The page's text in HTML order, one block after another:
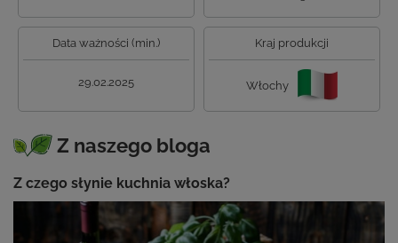
Data ważności (min.)
29.02.2025
Kraj produkcji
Włochy
Z naszego bloga
Z czego słynie kuchnia włoska?